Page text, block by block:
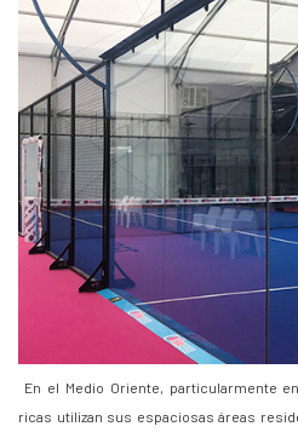
Noticias
Contacto
En el Medio Oriente, particularmente
ricas utilizan sus espaciosas áreas